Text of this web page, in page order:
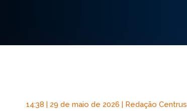
14:38 | 29 de maio de 2026 | Redação Centrus